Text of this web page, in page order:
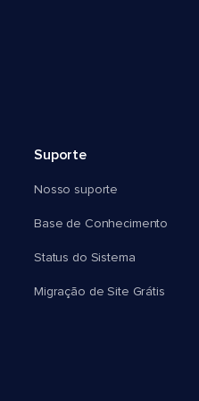
Suporte
Nosso suporte
Base de Conhecimento
Status do Sistema
Migração de Site Grátis